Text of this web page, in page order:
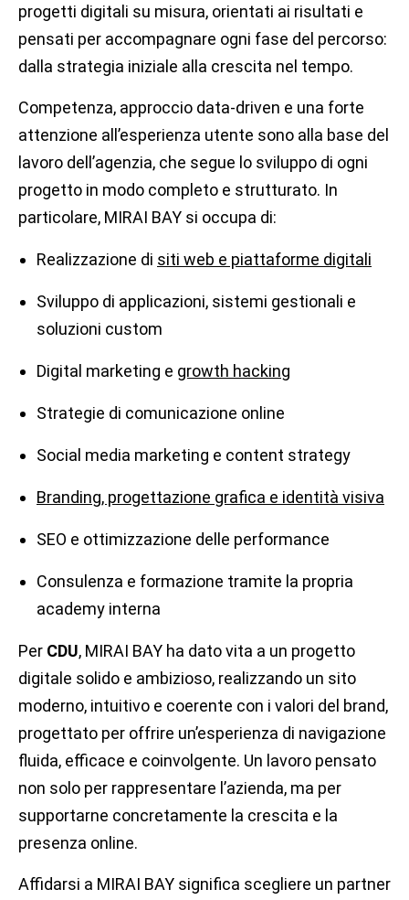
progetti digitali su misura, orientati ai risultati e
pensati per accompagnare ogni fase del percorso:
dalla strategia iniziale alla crescita nel tempo.
Competenza, approccio data-driven e una forte
attenzione all’esperienza utente sono alla base del
lavoro dell’agenzia, che segue lo sviluppo di ogni
progetto in modo completo e strutturato. In
particolare, MIRAI BAY si occupa di:
Realizzazione di siti web e piattaforme digitali
Sviluppo di applicazioni, sistemi gestionali e
soluzioni custom
Digital marketing e growth hacking
Strategie di comunicazione online
Social media marketing e content strategy
Branding, progettazione grafica e identità visiva
SEO e ottimizzazione delle performance
Consulenza e formazione tramite la propria
academy interna
Per CDU, MIRAI BAY ha dato vita a un progetto
digitale solido e ambizioso, realizzando un sito
moderno, intuitivo e coerente con i valori del brand,
progettato per offrire un’esperienza di navigazione
fluida, efficace e coinvolgente. Un lavoro pensato
non solo per rappresentare l’azienda, ma per
supportarne concretamente la crescita e la
presenza online.
Affidarsi a MIRAI BAY significa scegliere un partner